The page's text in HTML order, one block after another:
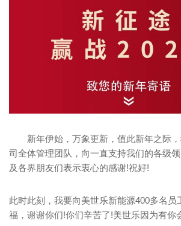
新年伊始，万象更新，值此新年之际，
司全体管理团队，向一直支持我们的各级
及各界朋友们表示衷心的感谢!祝好!
此时此刻，我要向美世乐新能源400多名员
福，谢谢你们!你们辛苦了!美世乐因为有你